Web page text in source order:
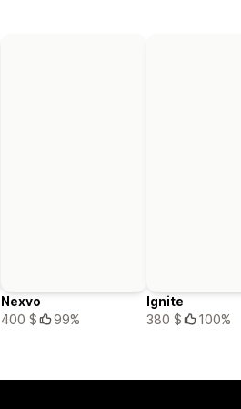
Nexvo
400 $
99%
Ignite
380 $
100%